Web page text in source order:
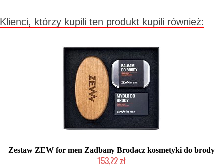
Klienci, którzy kupili ten produkt kupili również:
Zestaw ZEW for men Zadbany Brodacz kosmetyki do brody
153,22 zł